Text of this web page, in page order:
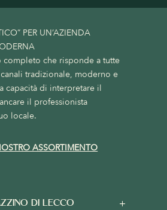
PER UN’AZIENDA
completo che risponde a tutte
tradizionale, moderno e
capacità di interpretare il
il professionista
locale.
ASSORTIMENTO
DI LECCO